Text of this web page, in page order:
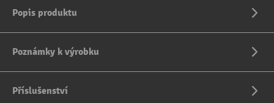
Popis produktu
Poznámky k výrobku
Příslušenství